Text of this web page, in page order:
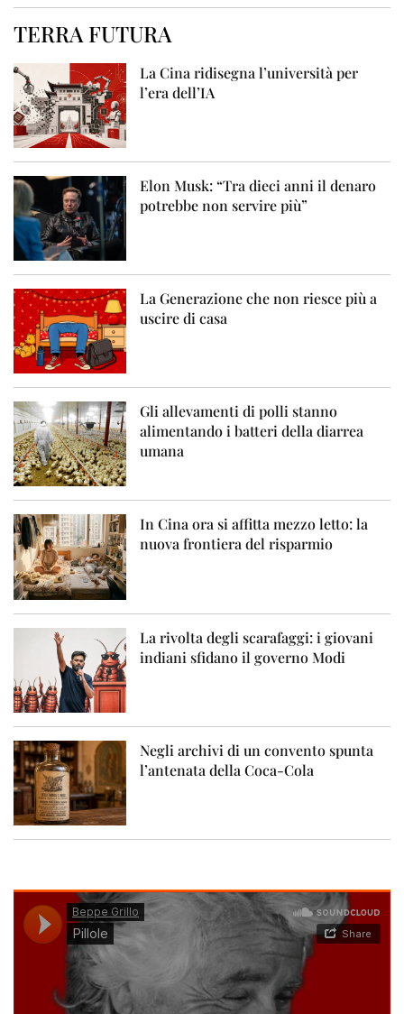
TERRA FUTURA
La Cina ridisegna l’università per
l’era dell’IA
Elon Musk: “Tra dieci anni il denaro
potrebbe non servire più”
La Generazione che non riesce più a
uscire di casa
Gli allevamenti di polli stanno
alimentando i batteri della diarrea
umana
In Cina ora si affitta mezzo letto: la
nuova frontiera del risparmio
La rivolta degli scarafaggi: i giovani
indiani sfidano il governo Modi
Negli archivi di un convento spunta
l’antenata della Coca-Cola